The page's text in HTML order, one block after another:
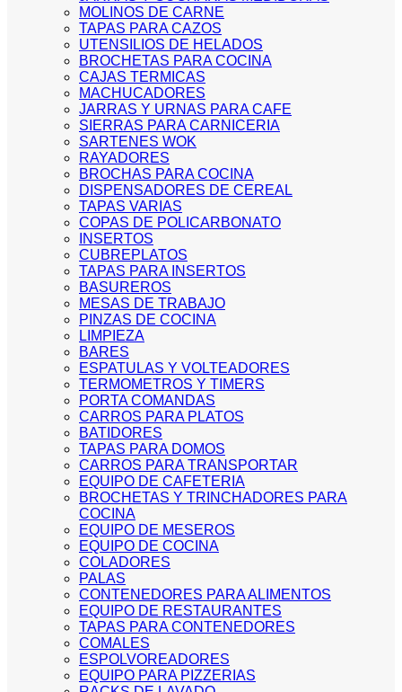
MOLINOS DE CARNE
TAPAS PARA CAZOS
UTENSILIOS DE HELADOS
BROCHETAS PARA COCINA
CAJAS TERMICAS
MACHUCADORES
JARRAS Y URNAS PARA CAFE
SIERRAS PARA CARNICERIA
SARTENES WOK
RAYADORES
BROCHAS PARA COCINA
DISPENSADORES DE CEREAL
TAPAS VARIAS
COPAS DE POLICARBONATO
INSERTOS
CUBREPLATOS
TAPAS PARA INSERTOS
BASUREROS
MESAS DE TRABAJO
PINZAS DE COCINA
LIMPIEZA
BARES
ESPATULAS Y VOLTEADORES
TERMOMETROS Y TIMERS
PORTA COMANDAS
CARROS PARA PLATOS
BATIDORES
TAPAS PARA DOMOS
CARROS PARA TRANSPORTAR
EQUIPO DE CAFETERIA
BROCHETAS Y TRINCHADORES PARA
COCINA
EQUIPO DE MESEROS
EQUIPO DE COCINA
COLADORES
PALAS
CONTENEDORES PARA ALIMENTOS
EQUIPO DE RESTAURANTES
TAPAS PARA CONTENEDORES
COMALES
ESPOLVOREADORES
EQUIPO PARA PIZZERIAS